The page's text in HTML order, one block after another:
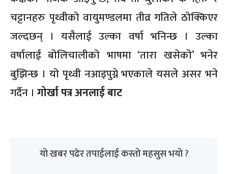
चट्टानहरु पृथ्वीको वायुमण्डलमा तीव्र गतिले ठोक्किएर
जल्दछन् । यसैलाई उल्का वर्षा भनिन्छ । उल्का
वर्षालाई बोलिचालीको भाषमा ‘तारा खसेको’ भनेर
बुझिन्छ । यो पृथ्वी नआइपुग्ने भएकाले यसले असर भने
गर्दैन । गोर्खा पत्र अनलाई बाट
यो खबर पढेर तपाईलाई कस्तो महसुस भयो ?